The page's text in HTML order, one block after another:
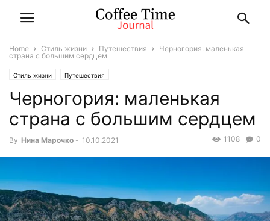
Home Стиль жизни Путешествия
Черногория: маленькая
страна с большим сердцем
Стиль жизни Путешествия
Черногория: маленькая
страна с большим сердцем
By Нина Марочко - 10.10.2021 0
1108